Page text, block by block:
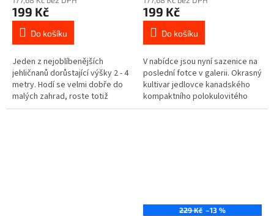
199 Kč
Do košíku
Jeden z nejoblíbenějších
jehličnanů dorůstající výšky 2 - 4
metry. Hodí se velmi dobře do
malých zahrad, roste totiž
pomalu a jen málokdy doroste
199 Kč
Do košíku
V nabídce jsou nyní sazenice na
poslední fotce v galerii. Okrasný
kultivar jedlovce kanadského
kompaktního polokulovitého
tvaru dorůstající výšky 0,5 - 1
229 Kč –13 %